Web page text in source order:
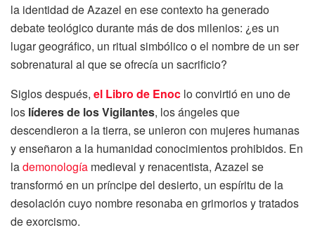
la identidad de Azazel en ese contexto ha generado
debate teológico durante más de dos milenios: ¿es un
lugar geográfico, un ritual simbólico o el nombre de un ser
sobrenatural al que se ofrecía un sacrificio?
Siglos después, el Libro de Enoc lo convirtió en uno de
los líderes de los Vigilantes, los ángeles que
descendieron a la tierra, se unieron con mujeres humanas
y enseñaron a la humanidad conocimientos prohibidos. En
lademonología medieval y renacentista, Azazel se
transformó en un príncipe del desierto, un espíritu de la
desolación cuyo nombre resonaba en grimorios y tratados
de exorcismo.